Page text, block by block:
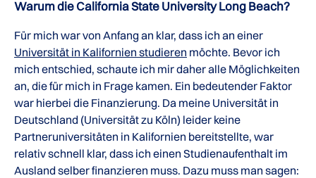
Warum die California State University Long Beach?
Für mich war von Anfang an klar, dass ich an einer
Universität in Kalifornien studieren möchte. Bevor ich
mich entschied, schaute ich mir daher alle Möglichkeiten
an, die für mich in Frage kamen. Ein bedeutender Faktor
war hierbei die Finanzierung. Da meine Universität in
Deutschland (Universität zu Köln) leider keine
Partneruniversitäten in Kalifornien bereitstellte, war
relativ schnell klar, dass ich einen Studienaufenthalt im
Ausland selber finanzieren muss. Dazu muss man sagen: